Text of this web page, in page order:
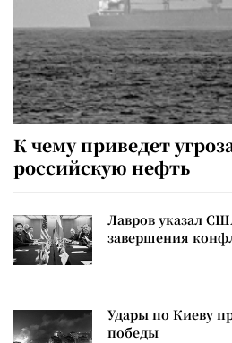
К чему приведет
российскую нефть
Лавров указал
завершения
Удары по Киеву
победы